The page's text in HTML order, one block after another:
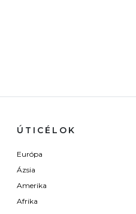
ÚTICÉLOK
Európa
Ázsia
Amerika
Afrika